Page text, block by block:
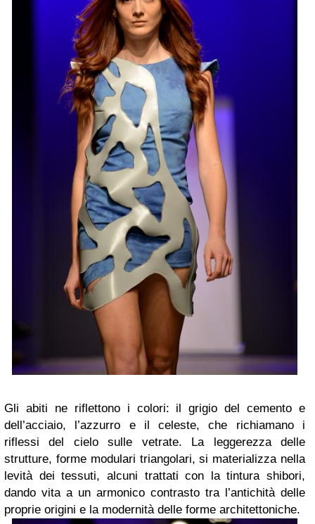
Gli abiti ne riflettono i colori: il grigio del cemento e
dell’acciaio, l’azzurro e il celeste, che richiamano i
riflessi del cielo sulle vetrate. La leggerezza delle
strutture, forme modulari triangolari, si materializza nella
levità dei tessuti, alcuni trattati con la tintura shibori,
dando vita a un armonico contrasto tra l’antichità delle
proprie origini e la modernità delle forme architettoniche.